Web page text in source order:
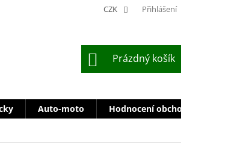
CZK Přihlášení
NÁKUPNÍ
KOŠÍK
Prázdný košík
Auto-moto Hodnocení obchodu